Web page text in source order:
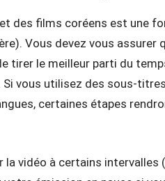
des films coréens est une
Vous devez vous
tirer le meilleur parti du
vous utilisez des sous-
certaines étapes
la vidéo à certains intervalles